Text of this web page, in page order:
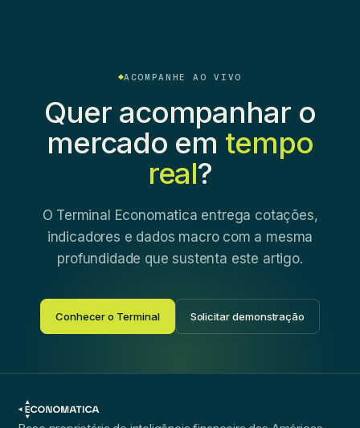
ACOMPANHE AO VIVO
Quer acompanhar o
mercado em tempo
real?
O Terminal Economatica entrega cotações,
indicadores e dados macro com a mesma
profundidade que sustenta este artigo.
Conhecer o Terminal Solicitar demonstração